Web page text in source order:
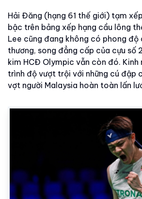
Hải Đăng (hạng 61 thế giới) tạm
bậc trên bảng xếp hạng cầu lông
Lee cũng đang không có phong độ
thương, song đẳng cấp của cựu số
kim HCĐ Olympic vẫn còn đó. Kinh
trình độ vượt trội với những cú đập
vợt người Malaysia hoàn toàn lấn